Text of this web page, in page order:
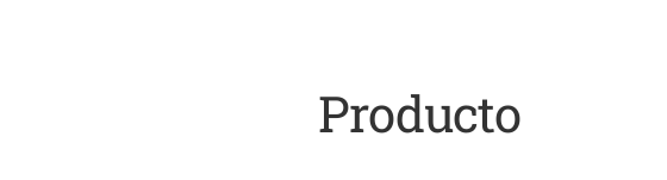
Producto